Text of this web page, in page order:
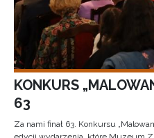
KONKURS
63
Za nami finał 63. Konkursu